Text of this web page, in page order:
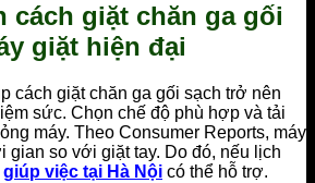
cách giặt chăn ga gối
giặt hiện đại
cách giặt chăn ga gối sạch trở nên
sức. Chọn chế độ phù hợp và tải
máy. Theo Consumer Reports, máy
gian so với giặt tay. Do đó, nếu lịch
giúp việc tại Hà Nội có thể hỗ trợ.